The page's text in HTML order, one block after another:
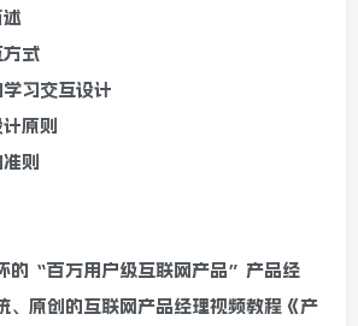
式
习交互设计
原则
则
“百万用户级互联网产品”产品经
、原创的互联网产品经理视频教程《产